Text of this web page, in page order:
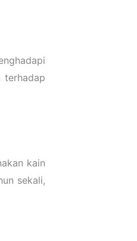
terhadap
kain
sekali,